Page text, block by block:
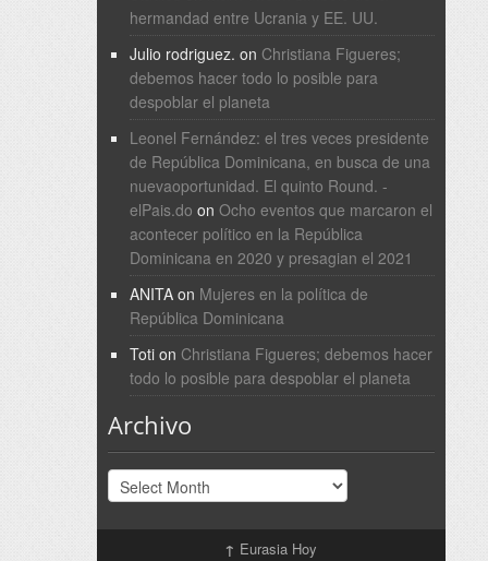
hermandad entre Ucrania y EE. UU.
Julio rodriguez. on Christiana Figueres;
debemos hacer todo lo posible para
despoblar el planeta
Leonel Fernández: el tres veces presidente
de República Dominicana, en busca de una
nuevaoportunidad. El quinto Round. -
elPais.do on Ocho eventos que marcaron el
acontecer político en la República
Dominicana en 2020 y presagian el 2021
ANITAon Mujeres en la política de
República Dominicana
Totion Christiana Figueres; debemos hacer
todo lo posible para despoblar el planeta
Archivo
Archivo
↑ Eurasia Hoy